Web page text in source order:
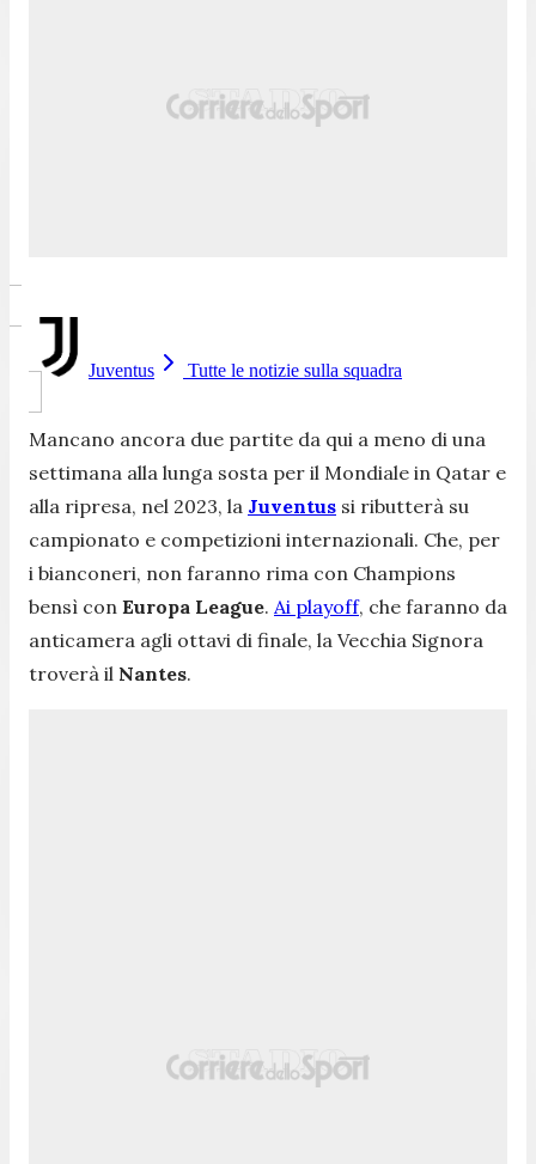
Juventus Tutte le notizie sulla squadra
Mancano ancora due partite da qui a meno di una
settimana alla lunga sosta per il Mondiale in Qatar e
alla ripresa, nel 2023, la Juventus si ributterà su
campionato e competizioni internazionali. Che, per
i bianconeri, non faranno rima con Champions
bensì con Europa League. Ai playoff, che faranno da
anticamera agli ottavi di finale, la Vecchia Signora
troverà il Nantes.